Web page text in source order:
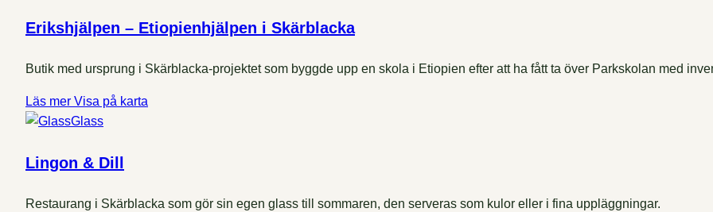
Erikshjälpen – Etiopienhjälpen i Skärblacka
Butik med ursprung i Skärblacka-projektet som byggde upp en skola i Etiopien efter att ha fått ta över Parkskolan med
Läs mer Visa på karta
Glass
Lingon & Dill
Restaurang i Skärblacka som gör sin egen glass till sommaren, den serveras som kulor eller i fina uppläggningar.